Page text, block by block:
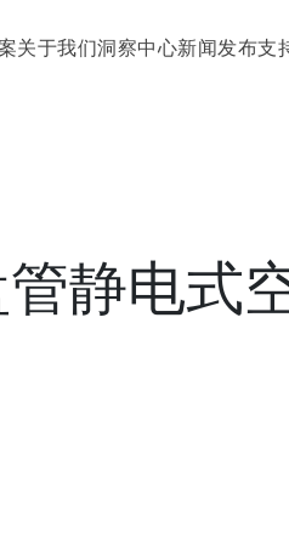
关于我们洞察中心新闻发布支
静电式